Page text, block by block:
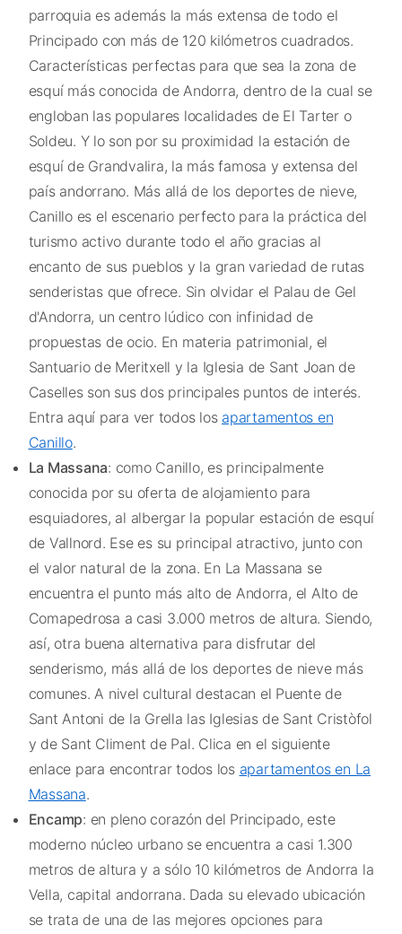
parroquia es además la más extensa de todo el
Principado con más de 120 kilómetros cuadrados.
Características perfectas para que sea la zona de
esquí más conocida de Andorra, dentro de la cual se
engloban las populares localidades de El Tarter o
Soldeu. Y lo son por su proximidad la estación de
esquí de Grandvalira, la más famosa y extensa del
país andorrano. Más allá de los deportes de nieve,
Canillo es el escenario perfecto para la práctica del
turismo activo durante todo el año gracias al
encanto de sus pueblos y la gran variedad de rutas
senderistas que ofrece. Sin olvidar el Palau de Gel
d'Andorra, un centro lúdico con infinidad de
propuestas de ocio. En materia patrimonial, el
Santuario de Meritxell y la Iglesia de Sant Joan de
Caselles son sus dos principales puntos de interés.
Entra aquí para ver todos los apartamentos en
Canillo.
La Massana: como Canillo, es principalmente
conocida por su oferta de alojamiento para
esquiadores, al albergar la popular estación de esquí
de Vallnord. Ese es su principal atractivo, junto con
el valor natural de la zona. En La Massana se
encuentra el punto más alto de Andorra, el Alto de
Comapedrosa a casi 3.000 metros de altura. Siendo,
así, otra buena alternativa para disfrutar del
senderismo, más allá de los deportes de nieve más
comunes. A nivel cultural destacan el Puente de
Sant Antoni de la Grella las Iglesias de Sant Cristòfol
y de Sant Climent de Pal. Clica en el siguiente
enlace para encontrar todos los apartamentos en La
Massana.
Encamp: en pleno corazón del Principado, este
moderno núcleo urbano se encuentra a casi 1.300
metros de altura y a sólo 10 kilómetros de Andorra la
Vella, capital andorrana. Dada su elevado ubicación
se trata de una de las mejores opciones para